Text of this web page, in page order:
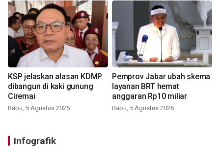
KSP jelaskan alasan KDMP
dibangun di kaki gunung
Ciremai
Rabu, 5 Agustus 2026
Pemprov Jabar ubah skema
layanan BRT hemat
anggaran Rp10 miliar
Rabu, 5 Agustus 2026
Infografik